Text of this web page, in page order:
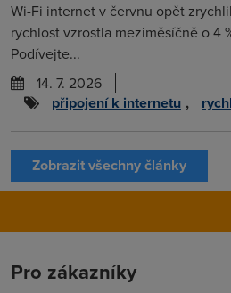
Wi-Fi internet v červnu opět
rychlost vzrostla meziměsíčně o 4
Podívejte...
14. 7. 2026
připojení k internetu ,
Zobrazit všechny články
Pro zákazníky